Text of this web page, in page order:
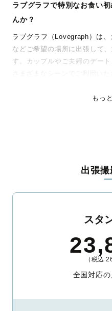
ラブグラフで特別なお食い
んか？
ラブグラフ（Lovegraph）は
などご希望の場所に出張して
す。カップルやご夫婦のデー
ありのままの空気感を大切に
ィを身につけたプロのカメラ
ます。創業10年のノウハウを
験をお届けします。
整。自然な雰囲気を残しつつ
に。きっと「こんな写真を撮
もっ
出張
スタ
（税込
全国対応の